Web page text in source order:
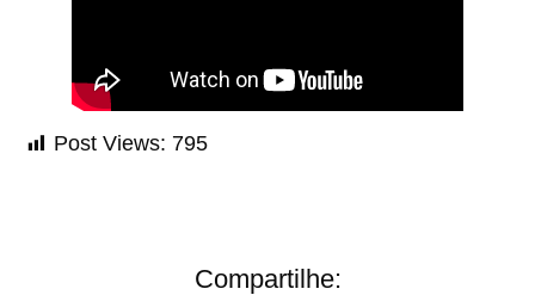
Post Views: 795
Compartilhe: